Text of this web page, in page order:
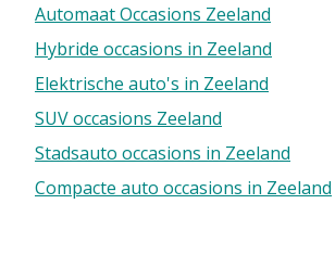
Automaat Occasions Zeeland
Hybride occasions in Zeeland
Elektrische auto's in Zeeland
SUV occasions Zeeland
Stadsauto occasions in Zeeland
Compacte auto occasions in Zeeland